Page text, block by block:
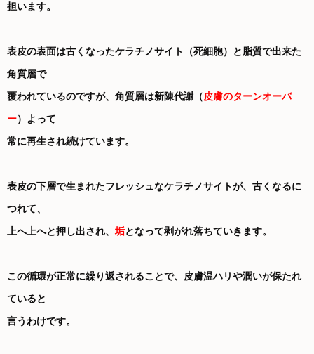
担います。
表皮の表面は古くなったケラチノサイト（死細胞）と脂質で出来た
角質層で
覆われているのですが、角質層は新陳代謝（皮膚のターンオーバ
ー）よって
常に再生され続けています。
表皮の下層で生まれたフレッシュなケラチノサイトが、古くなるに
つれて、
上へ上へと押し出され、垢となって剥がれ落ちていきます。
この循環が正常に繰り返されることで、皮膚温ハリや潤いが保たれ
ていると
言うわけです。